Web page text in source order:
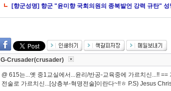
[향군성명] 향군 "윤미향 국회의원의 종북발언 강력 규탄" 성
G-Crusader(crusader)
@ 615는...옛 중1교실에서...윤리/반공-교육중에 가르치신...!!
전술로 가르치신...[상층부-혁명전술]이란다~!!ㅎ P.S) Jesus